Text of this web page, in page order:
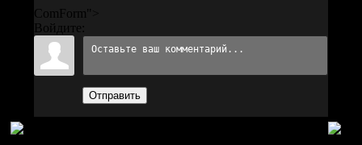
ComForm">
Войдите:
Отправить